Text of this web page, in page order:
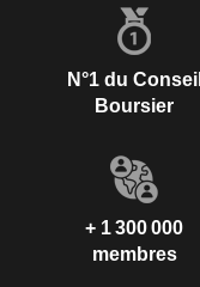
N°1 du Conseil
Boursier
+ 1 300 000
membres